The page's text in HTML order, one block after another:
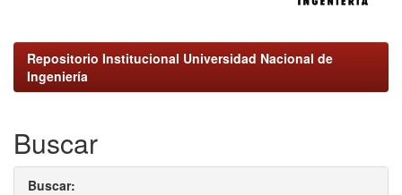
Repositorio Institucional Universidad Nacional de
Ingeniería
Buscar
Buscar: